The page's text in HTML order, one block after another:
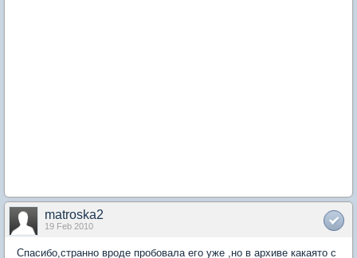
matroska2
19 Feb 2010
Спасибо,странно вроде пробовала его уже ,но в архиве какаято с